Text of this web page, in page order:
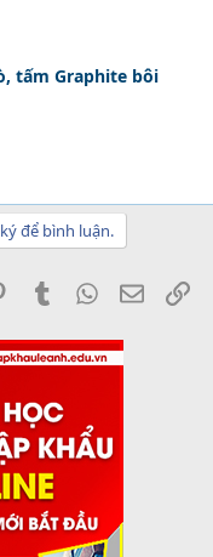
tấm Graphite bôi
để bình luận.
PinterestTumblrWhatsApp
Email